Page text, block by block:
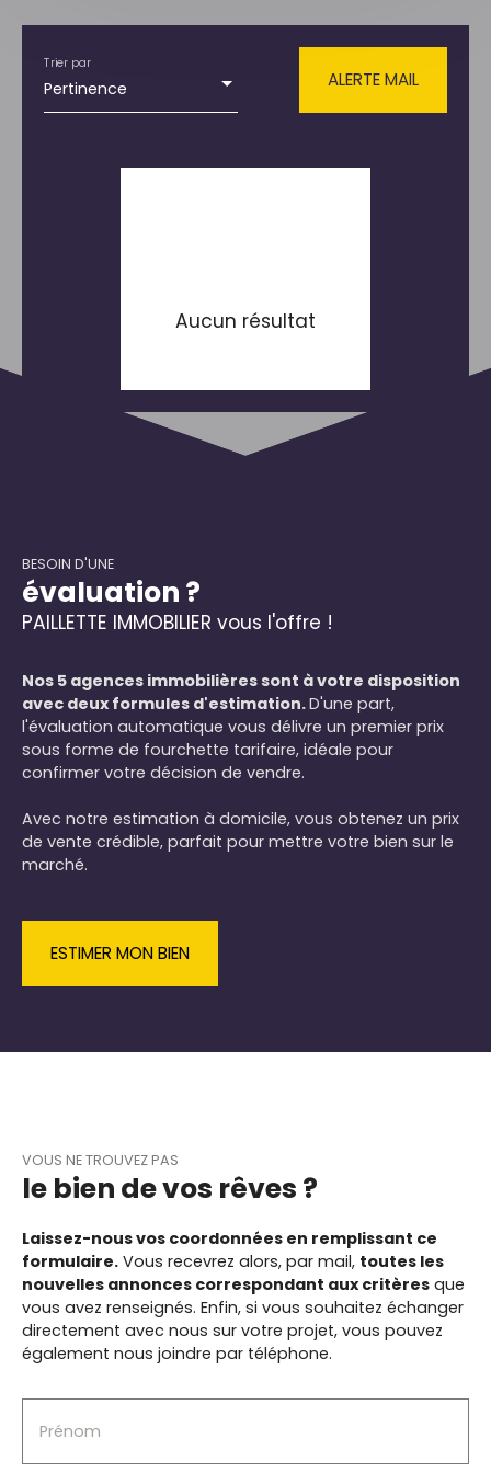
Maison
Sandouville (76430)
Localisation
Pertinence
Trier par
ALERTE MAIL
Aucun résultat
BESOIN D'UNE
évaluation ?
PAILLETTE IMMOBILIER vous l'offre !
Nos 5 agences immobilières sont à votre disposition
avec deux formules d'estimation.D'une part,
l'évaluation automatique vous délivre un premier prix
sous forme de fourchette tarifaire, idéale pour
confirmer votre décision de vendre.
Avec notre estimation à domicile, vous obtenez un prix
de vente crédible, parfait pour mettre votre bien sur le
marché.
ESTIMER MON BIEN
VOUS NE TROUVEZ PAS
le bien de vos rêves ?
Laissez-nous vos coordonnées en remplissant ce
formulaire. Vous recevrez alors, par mail, toutes les
nouvelles annonces correspondant aux critères que
vous avez renseignés. Enfin, si vous souhaitez échanger
directement avec nous sur votre projet, vous pouvez
également nous joindre par téléphone.
Prénom